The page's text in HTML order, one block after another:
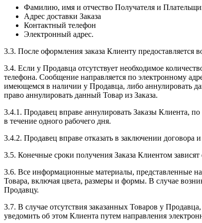
Фамилию, имя и отчество Получателя и
Адрес доставки Заказа
Контактный телефон
Электронный адрес.
3.3. После оформления заказа Клиенту предоставляется
3.4. Если у Продавца отсутствует необходимое
телефона. Сообщение направляется по электронному
имеющемся в наличии у Продавца, либо аннулировать
право аннулировать данный Товар из Заказа.
3.4.1. Продавец вправе аннулировать Заказы Клиента,
в течение одного рабочего дня.
3.4.2. Продавец вправе отказать в заключении
3.5. Конечные сроки получения Заказа Клиентом
3.6. Все информационные материалы, представленные
Товара, включая цвета, размеры и формы. В случае
Продавцу.
3.7. В случае отсутствия заказанных Товаров у
уведомить об этом Клиента путем направления